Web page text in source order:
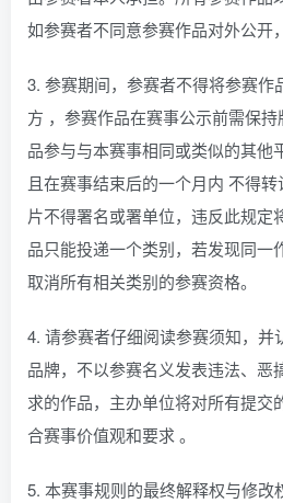
如参赛者不同意参赛作品对外公开
3. 参赛期间，参赛者不得将参赛作
方 ，参赛作品在赛事公示前需保
品参与与本赛事相同或类似的其他
且在赛事结束后的一个月内 不得
片不得署名或署单位，违反此规定
品只能投递一个类别，若发现同一
取消所有相关类别的参赛资格。
4. 请参赛者仔细阅读参赛须知，并
品牌，不以参赛名义发表违法、恶
求的作品，主办单位将对所有提交
合赛事价值观和要求 。
5. 本赛事规则的最终解释权与修改